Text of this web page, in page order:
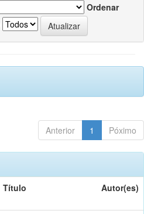
Ordenar
Anterior 1 Póximo
Título Autor(es)